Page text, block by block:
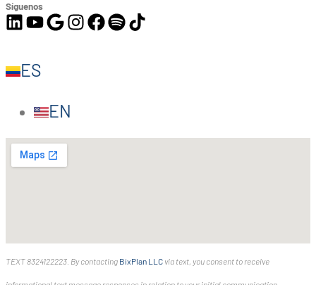
Síguenos
ES
EN
TEXT 8324122223. By contacting BixPlan LLC via text, you consent to receive